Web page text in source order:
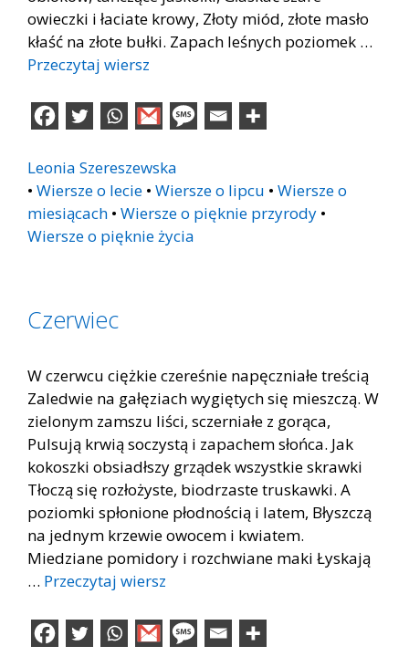
owieczki i łaciate krowy, Złoty miód, złote masło
kłaść na złote bułki. Zapach leśnych poziomek …
Przeczytaj wiersz
Leonia Szereszewska
• Wiersze o lecie • Wiersze o lipcu • Wiersze o
miesiącach • Wiersze o pięknie przyrody •
Wiersze o pięknie życia
Czerwiec
W czerwcu ciężkie czereśnie napęczniałe treścią
Zaledwie na gałęziach wygiętych się mieszczą. W
zielonym zamszu liści, sczerniałe z gorąca,
Pulsują krwią soczystą i zapachem słońca. Jak
kokoszki obsiadłszy grządek wszystkie skrawki
Tłoczą się rozłożyste, biodrzaste truskawki. A
poziomki spłonione płodnością i latem, Błyszczą
na jednym krzewie owocem i kwiatem.
Miedziane pomidory i rozchwiane maki Łyskają
… Przeczytaj wiersz